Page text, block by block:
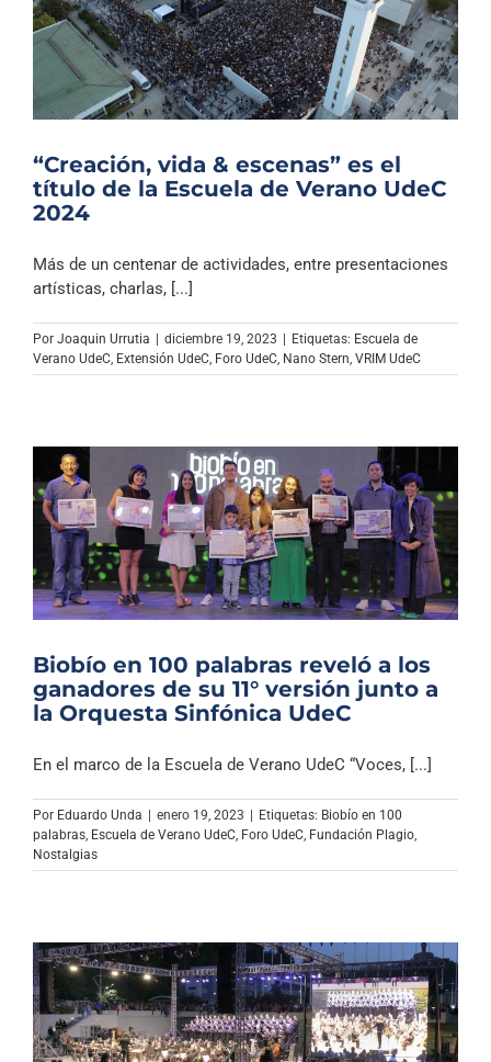
“Creación, vida & escenas” es el
título de la Escuela de Verano UdeC
2024
Más de un centenar de actividades, entre presentaciones
artísticas, charlas, [...]
Por Joaquin Urrutia | diciembre 19, 2023 | Etiquetas: Escuela de
Verano UdeC Extensión UdeC Foro UdeC Nano Stern VRIM UdeC
Biobío en 100 palabras reveló a los
ganadores de su 11° versión junto a
la Orquesta Sinfónica UdeC
En el marco de la Escuela de Verano UdeC “Voces, [...]
Por Eduardo Unda | enero 19, 2023 | Etiquetas: Biobío en 100
palabras Escuela de Verano UdeC Foro UdeC Fundación Plagio
Nostalgias